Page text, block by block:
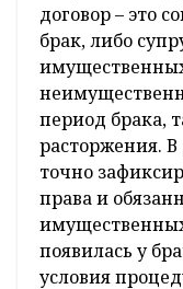
договор – это
брак, либо
период брака,
расторжения.
точно
права и
появилась у
условия